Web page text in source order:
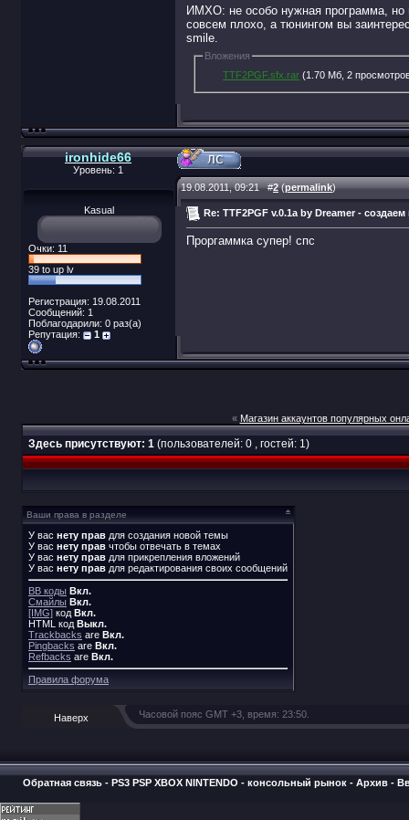
ИМХО: не особо нужная программа, но
совсем плохо, а тюнингом вы
smile.
Вложения
TTF2PGF.sfx.rar (1.70 Мб, 2
ironhide66
Уровень: 1
Kasual
Очки: 11
39 to up lv
Регистрация: 19.08.2011
Сообщений: 1
Поблагодарили: 0 раз(а)
Репутация:
1
19.08.2011, 09:21#2(permalink)
Re: TTF2PGF v.0.1a by Dreamer -
Проргаммка супер! спс
« Магазин аккаунтов популярных
Здесь присутствуют: 1 (пользователей: 0 , гостей: 1)
Ваши права в разделе
У вас нету прав для создания новой темы
У вас нету прав чтобы отвечать в темах
У вас нету прав для прикрепления вложений
У вас нету прав для редактирования своих сообщений
BB коды Вкл.
Смайлы Вкл.
[IMG] код Вкл.
HTML код Выкл.
Trackbacks are Вкл.
Pingbacks are Вкл.
Refbacks are Вкл.
Правила форума
Наверх Часовой пояс GMT +3, время: 23:50
Обратная связь - PS3 PSP XBOX NINTENDO - консольный рынок - Архив -